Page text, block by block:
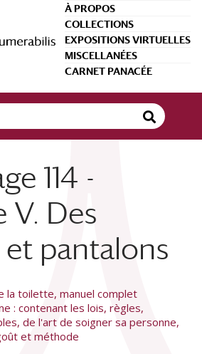
À PROPOS
COLLECTIONS
EXPOSITIONS VIRTUELLES
MISCELLANÉES
CARNET PANACÉE
114 -
V. Des
pantalons
la toilette, manuel complet
: contenant les lois, règles,
de l'art de soigner sa personne,
et méthode